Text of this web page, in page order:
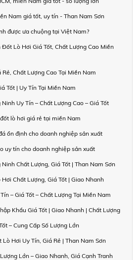
Nam giá tốt, uy tín - Than Nam Sơn
được ưa chuộng tại Việt Nam?
Lò Hơi Giá Tốt, Chất Lượng Cao Miền
Chất Lượng Cao Tại Miền Nam
Tốt | Uy Tín Tại Miền Nam
Uy Tín – Chất Lượng Cao – Giá Tốt
lò hơi giá rẻ tại miền Nam
ổn định cho doanh nghiệp sản xuất
uy tín cho doanh nghiệp sản xuất
Chất Lượng, Giá Tốt | Than Nam Sơn
Chất Lượng, Giá Tốt | Giao Nhanh
– Giá Tốt – Chất Lượng Tại Miền Nam
Khẩu Giá Tốt | Giao Nhanh | Chất Lượng
– Cung Cấp Số Lượng Lớn
Hơi Uy Tín, Giá Rẻ | Than Nam Sơn
Lớn – Giao Nhanh, Giá Cạnh Tranh